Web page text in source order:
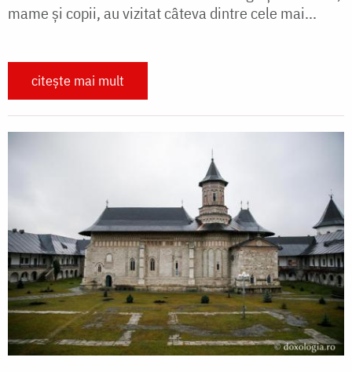
mame și copii, au vizitat câteva dintre cele mai...
citește mai mult